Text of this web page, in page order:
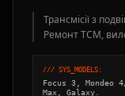
Трансмісії з
Ремонт TCM,
/// SYS_MODELS:
Focus 3, Mondeo
Max, Galaxy.